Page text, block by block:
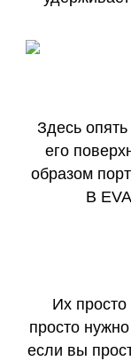
Здесь
его
образом
В
Их
просто
если вы